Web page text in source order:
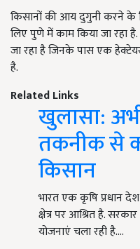
किसानों की आय दुगुनी करने के
लिए पुणे में काम किया जा रहा
जा रहा है जिनके पास एक
है.
Related Links
खुलासा:
तकनीक से
किसान
भारत एक कृषि प्रधान
क्षेत्र पर आश्रित है.
योजनाएं चला रही है.…